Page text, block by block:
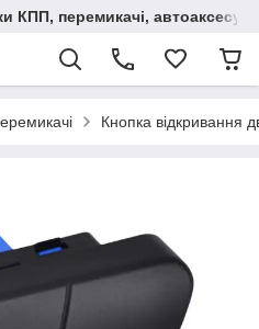
КПП, перемикачі,
Кнопка відкривання